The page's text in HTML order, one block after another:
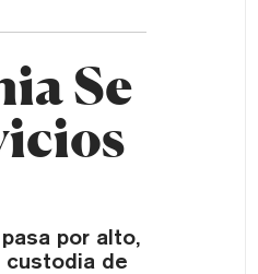
Se
por alto,
custodia de